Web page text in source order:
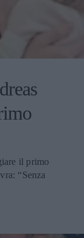
il primo
“Senza